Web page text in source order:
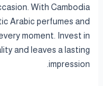
With Cambodia
Arabic perfumes and
moment. Invest in
and leaves a lasting
impression.